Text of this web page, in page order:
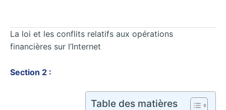
La loi et les conflits relatifs aux opérations
financières sur l’Internet
Section 2 :
Table des matières